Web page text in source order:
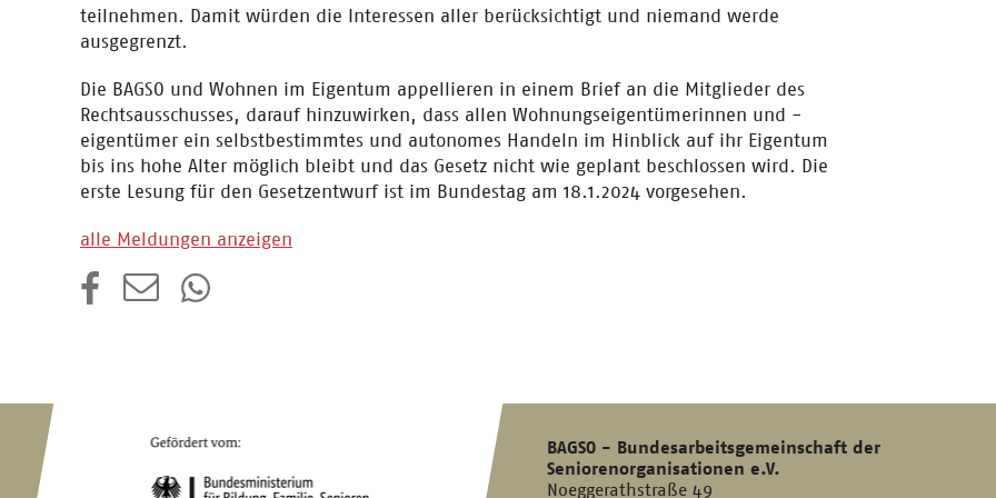
teilnehmen. Damit würden die Interessen aller berücksichtigt und niemand werde
ausgegrenzt.
Die BAGSO und Wohnen im Eigentum appellieren in einem Brief an die Mitglieder des
Rechtsausschusses, darauf hinzuwirken, dass allen Wohnungseigentümerinnen und -
eigentümer ein selbstbestimmtes und autonomes Handeln im Hinblick auf ihr Eigentum
bis ins hohe Alter möglich bleibt und das Gesetz nicht wie geplant beschlossen wird. Die
erste Lesung für den Gesetzentwurf ist im Bundestag am 18.1.2024 vorgesehen.
alle Meldungen anzeigen
BAGSO - Bundesarbeitsgemeinschaft der
Seniorenorganisationen e.V.
Noeggerathstraße 49